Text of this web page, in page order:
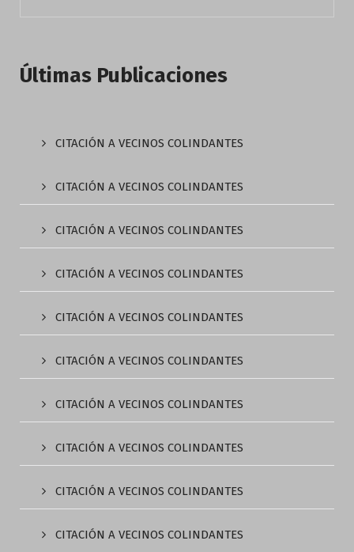
Últimas Publicaciones
CITACIÓN A VECINOS COLINDANTES
CITACIÓN A VECINOS COLINDANTES
CITACIÓN A VECINOS COLINDANTES
CITACIÓN A VECINOS COLINDANTES
CITACIÓN A VECINOS COLINDANTES
CITACIÓN A VECINOS COLINDANTES
CITACIÓN A VECINOS COLINDANTES
CITACIÓN A VECINOS COLINDANTES
CITACIÓN A VECINOS COLINDANTES
CITACIÓN A VECINOS COLINDANTES